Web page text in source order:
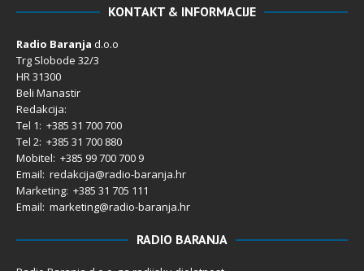
KONTAKT & INFORMACIJE
Radio Baranja d.o.o
Trg Slobode 32/3
HR 31300
Beli Manastir
Redakcija:
Tel 1: +385 31 700 700
Tel 2: +385 31 700 880
Mobitel: +385 99 700 700 9
Email: redakcija@radio-baranja.hr
Marketing: +385 31 705 111
Email: marketing@radio-baranja.hr
RADIO BARANJA